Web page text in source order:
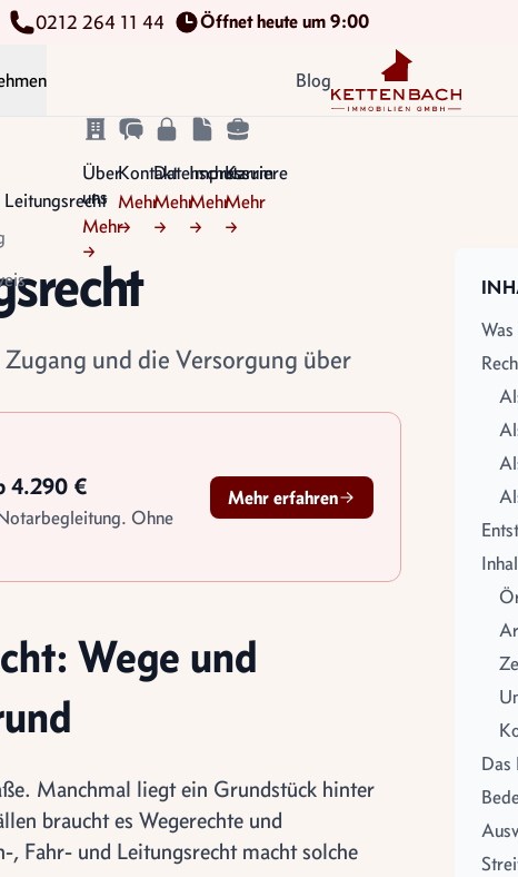
0212 264 11 44
Öffnet heute um 9:00
Über
uns
Mehr
→
Kontakt
Mehr
→
Datenschutz
Mehr
→
Impressum
Mehr
→
Karriere
Mehr
→
Blog Kettenbach Immobilien
und die Versorgung über
4.290 €
Ohne
Mehr erfahren
Wege und
Manchmal liegt ein Grundstück hinter
braucht es Wegerechte und
Fahr- und Leitungsrecht macht solche
Das